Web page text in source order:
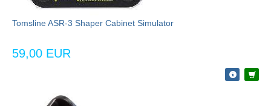
Tomsline ASR-3 Shaper Cabinet Simulator
59,00 EUR